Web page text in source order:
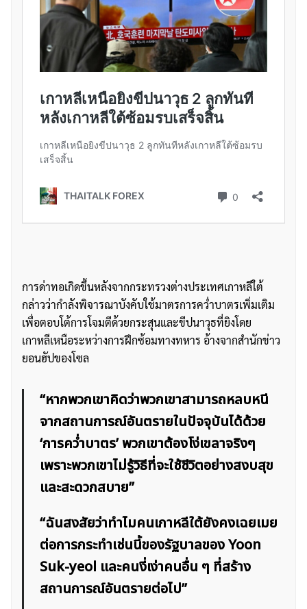
การด่าทอเกิดขึ้นหลังจากกระทรวงต่างประเทศเกาหลีใต้
กล่าวว่ากำลังพิจารณาบังคับใช้มาตรการคว่ำบาตรเพิ่มเติม
เพื่อตอบโต้การโจมตีด้วยกระสุนและขีปนาวุธที่ยิงโดย
เกาหลีเหนือระหว่างการฝึกซ้อมทางทหาร อ้างจากสำนักข่าว
ยอนฮัปของโซล
“หากพวกเขาคิดว่าพวกเขาสามารถหลบหนี
จากสถานการณ์อันตรายในปัจจุบันได้ด้วย
‘การคว่ำบาตร’ พวกเขาต้องโง่เขลาจริงๆ
เพราะพวกเขาไม่รู้วิธีที่จะใช้ชีวิตอย่างสงบสุข
และสะดวกสบาย”
“ฉันสงสัยว่าทำไมคนเกาหลีใต้ยังคงเฉยเมย
ต่อการกระทำเช่นนี้ของรัฐบาลของ Yoon
Suk-yeol และคนงี่เง่าคนอื่น ๆ ที่สร้าง
สถานการณ์อันตรายต่อไป”